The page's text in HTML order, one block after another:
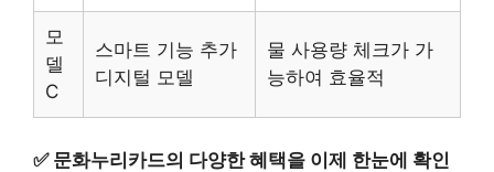
모
델
C
스마트 기능 추가
디지털 모델
물 사용량 체크가 가
능하여 효율적
✅ 문화누리카드의 다양한 혜택을 이제 한눈에 확인